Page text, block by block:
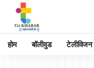
होम बॉलीवुड टेलीविजन